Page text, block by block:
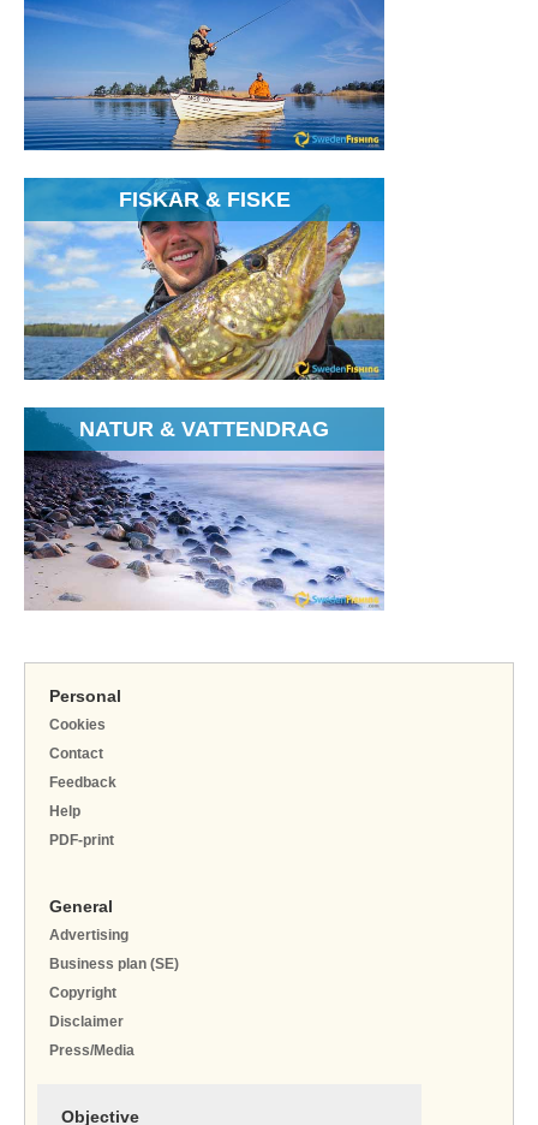
FISKAR & FISKE
NATUR & VATTENDRAG
Personal
Cookies
Contact
Feedback
Help
PDF-print
General
Advertising
Business plan (SE)
Copyright
Disclaimer
Press/Media
Objective